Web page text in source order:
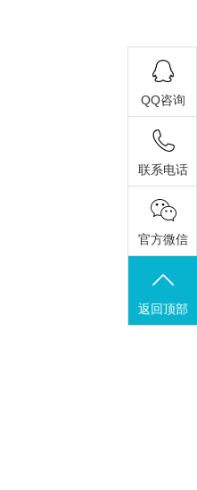
QQ咨询
联系电话
官方微信
返回顶部